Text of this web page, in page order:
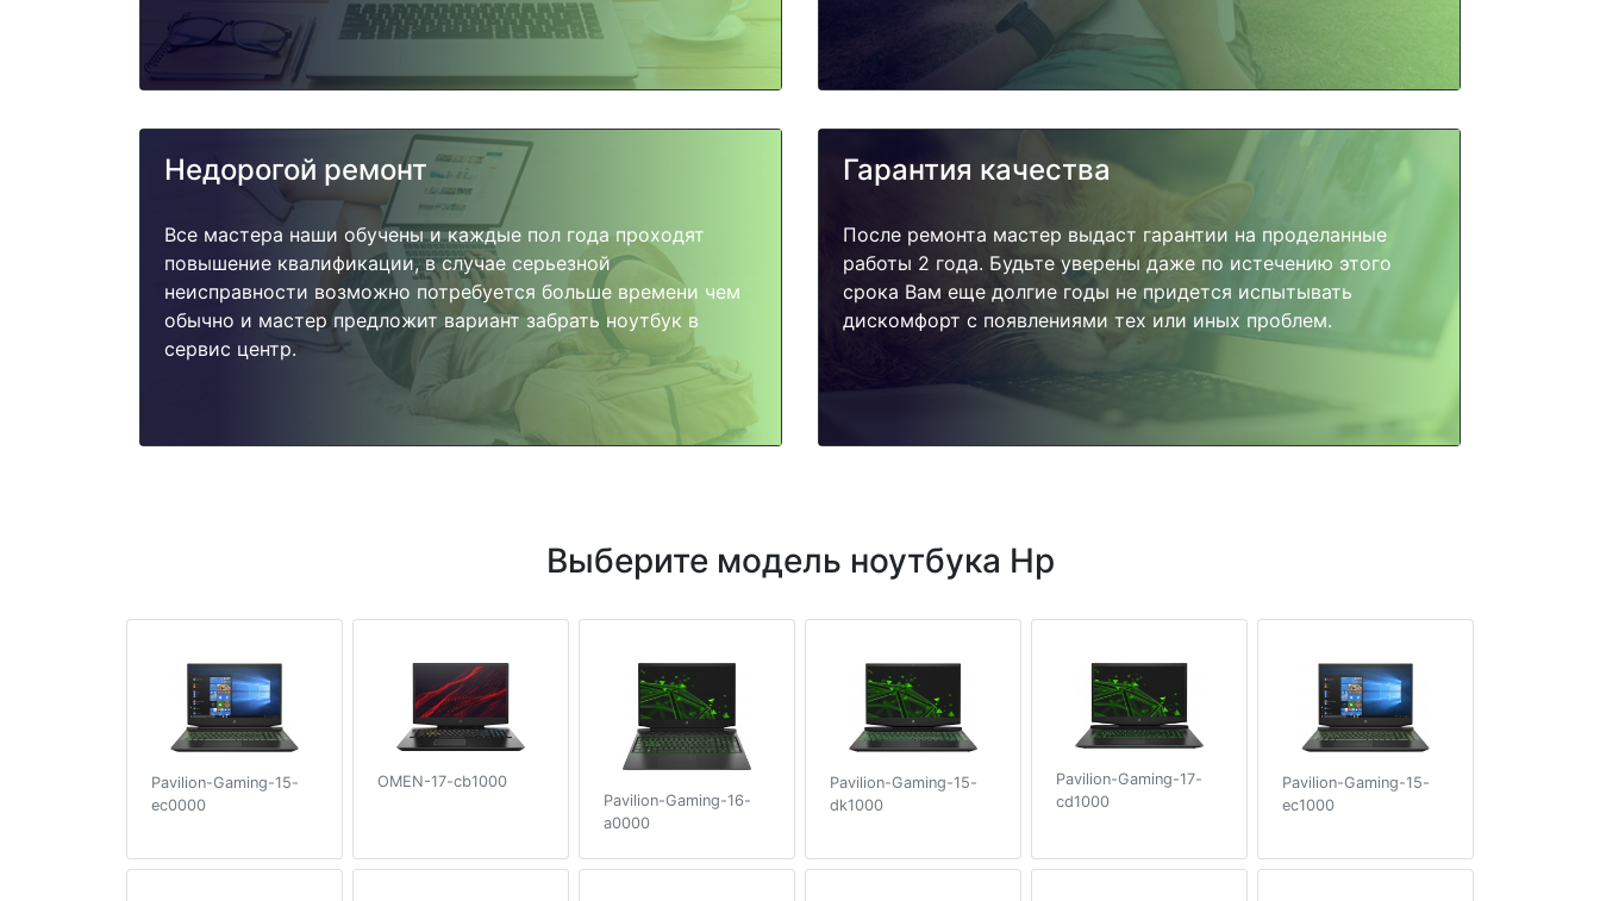
Недорогой ремонт
Все мастера наши обучены и каждые пол года проходят
повышение квалификации, в случае серьезной
неисправности возможно потребуется больше времени чем
обычно и мастер предложит вариант забрать ноутбук в
сервис центр.
Гарантия качества
После ремонта мастер выдаст гарантии на проделанные
работы 2 года. Будьте уверены даже по истечению этого
срока Вам еще долгие годы не придется испытывать
дискомфорт с появлениями тех или иных проблем.
Выберите модель ноутбука Hp
Pavilion-Gaming-15-
ec0000
OMEN-17-cb1000
Pavilion-Gaming-16-
a0000
Pavilion-Gaming-15-
dk1000
Pavilion-Gaming-17-
cd1000
Pavilion-Gaming-15-
ec1000